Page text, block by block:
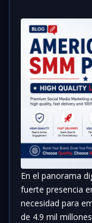
En el panorama
fuerte presencia
necesidad para
de 4.9 mil